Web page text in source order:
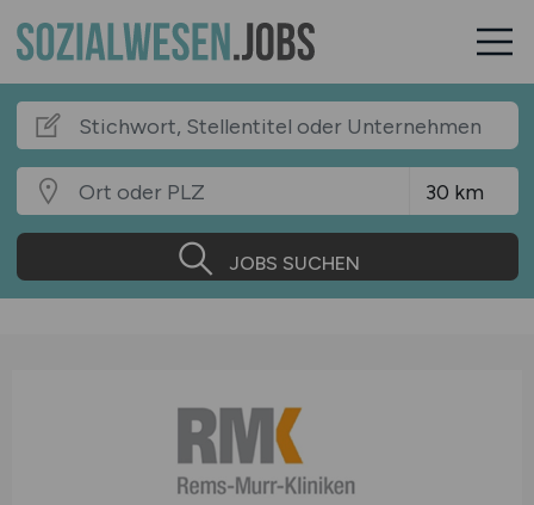
JOBS SUCHEN